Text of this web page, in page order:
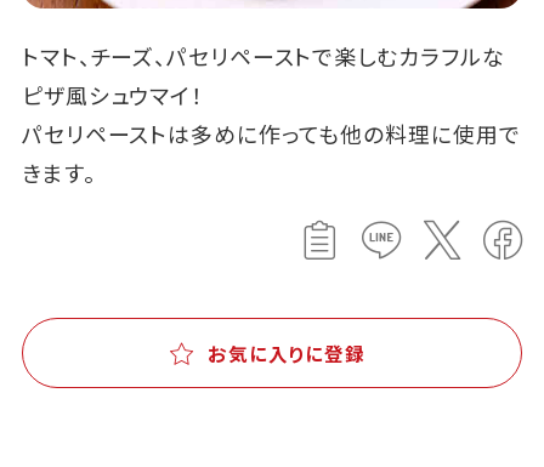
トマト、チーズ、パセリペーストで楽しむカラフルな
ピザ風シュウマイ！
パセリペーストは多めに作っても他の料理に使用で
きます。
お気に入りに登録